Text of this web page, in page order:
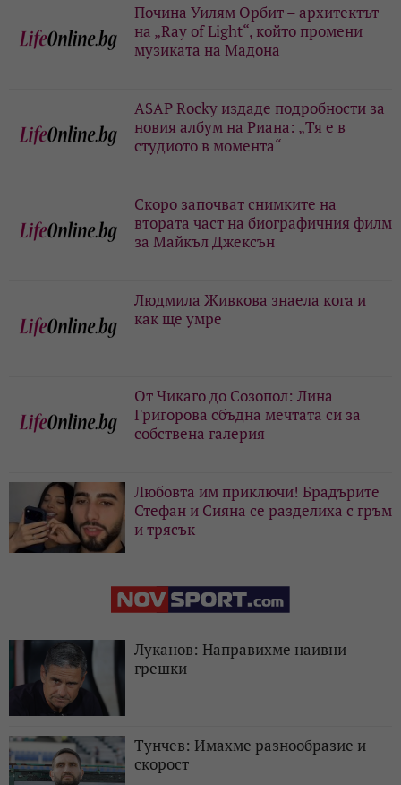
Почина Уилям Орбит – архитектът
на „Ray of Light“, който промени
музиката на Мадона
A$AP Rocky издаде подробности за
новия албум на Риана: „Тя е в
студиото в момента“
Скоро започват снимките на
втората част на биографичния филм
за Майкъл Джексън
Людмила Живкова знаела кога и
как ще умре
От Чикаго до Созопол: Лина
Григорова сбъдна мечтата си за
собствена галерия
Любовта им приключи! Брадърите
Стефан и Сияна се разделиха с гръм
и трясък
Луканов: Направихме наивни
грешки
Тунчев: Имахме разнообразие и
скорост